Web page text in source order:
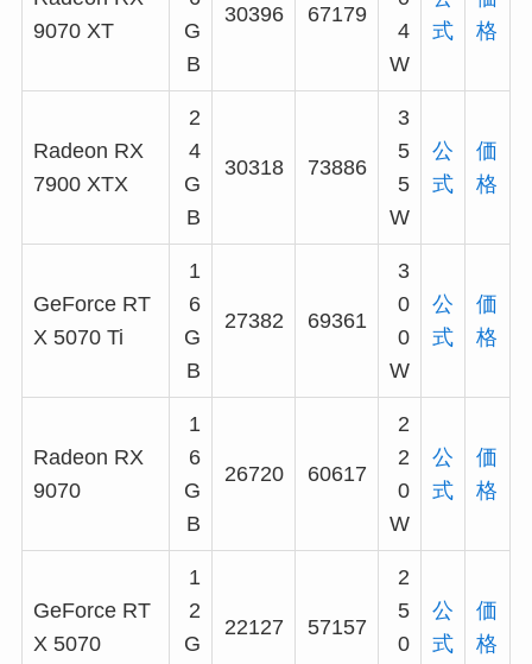
9070 XT
G
B
30396 67179
4
W
式
格
Radeon RX
7900 XTX
2
4
G
B
30318 73886
3
5
5
W
公
式
価
格
GeForce RT
X 5070 Ti
1
6
G
B
27382 69361
3
0
0
W
公
式
価
格
Radeon RX
9070
1
6
G
B
26720 60617
2
2
0
W
公
式
価
格
GeForce RT
X 5070
1
2
G
22127 57157
2
5
0
公
式
価
格